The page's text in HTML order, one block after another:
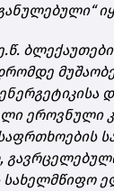
ეროვნული